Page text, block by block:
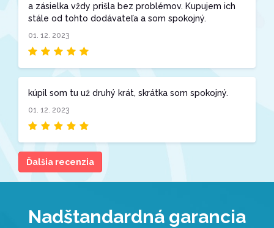
a zásielka vždy prišla bez problémov. Kupujem ich
stále od tohto dodávateľa a som spokojný.
01. 12. 2023
kúpil som tu už druhý krát, skrátka som spokojný.
01. 12. 2023
Ďalšia recenzia
Nadštandardná garancia